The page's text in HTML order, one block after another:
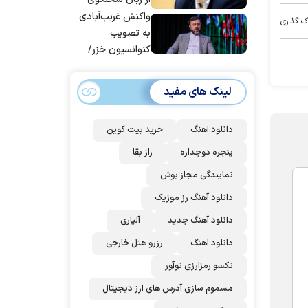
گذاری
قوه قضاییه
واکنش غریب‌آبادی
به تصویب
کنوانسیون خزر/
می‌شود؟!
لینک های مفید
دانلود اهنگ
خرید بیت کوین
پنجره دوجداره
راز بقا
نمایندگی مجاز بوش
دانلود آهنگ رز‌ موزیک
دانلود آهنگ جدید
آلپاری
دانلود اهنگ
رزرو هتل خارجی
نکسو رمزارزی نوآور
مسموم سازی آدرس های ارز دیجیتال